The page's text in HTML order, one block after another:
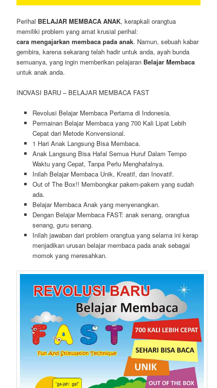
Perihal BELAJAR MEMBACA ANAK, kerapkali orangtua
memiliki problem yang amat krusial perihal:
cara mengajarkan membaca pada anak. Namun, sebuah kabar
gembira, karena sekarang telah hadir untuk anda, ayah bunda
semuanya, yang ingin memberikan pelajaran Belajar Membaca
untuk anak anda.
INOVASI BARU – BELAJAR MEMBACA FAST
Revolusi Belajar Membaca Pertama di Indonesia.
Permainan Belajar Membaca yang 700 Kali Lipat Lebih
Cepat dari Metode Konvensional.
1 Hari Anak Langsung Bisa Membaca.
Anak Langsung Bisa Hafal Semua Huruf Dalam Tempo
Waktu yang Cepat, Tanpa Perlu Menghafalnya.
Inilah Belajar Membaca Unik, Kreatif, dan Inovatif.
Out of The Box!! Membongkar pakem-pakem yang sudah
ada.
Belajar Membaca Anak yang menyenangkan.
Dengan Belajar Membaca FAST: anak senang, orangtua
senang, guru senang.
Inilah jawaban dari problem orangtua yang selama ini kerap
menjadikan urusan belajar membaca pada anak sebagai
momok yang meresahkan.